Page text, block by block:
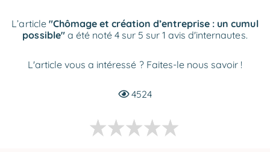
L’article "Chômage et création d’entreprise : un cumul
possible"a été noté 4 sur 5 sur 1 avis d'internautes.
L'article vous a intéressé ? Faites-le nous savoir !
4524